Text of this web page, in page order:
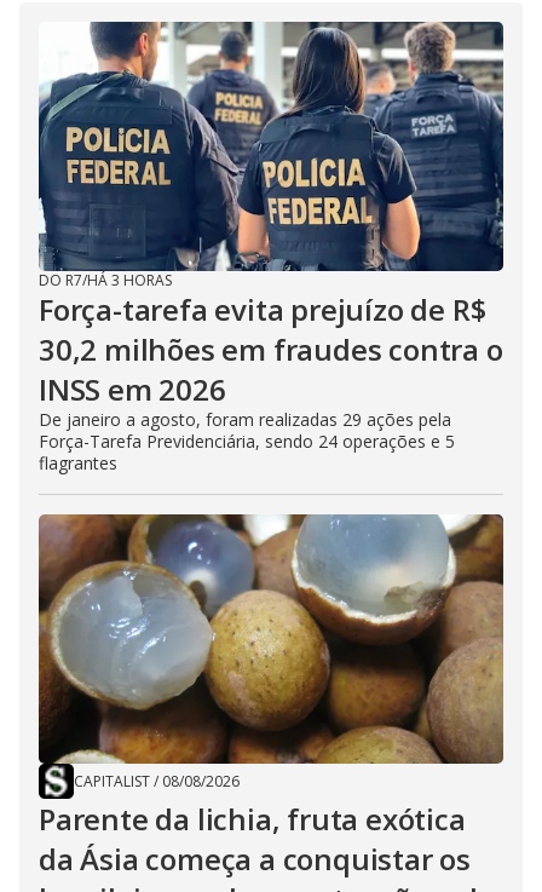
DO R7/HÁ 3 HORAS
Força-tarefa evita prejuízo de R$
30,2 milhões em fraudes contra o
INSS em 2026
De janeiro a agosto, foram realizadas 29 ações pela
Força-Tarefa Previdenciária, sendo 24 operações e 5
flagrantes
CAPITALIST/ 08/08/2026
Parente da lichia, fruta exótica
da Ásia começa a conquistar os